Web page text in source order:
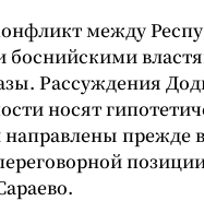
между
боснийскими
Рассуждения
носят
направлены прежде